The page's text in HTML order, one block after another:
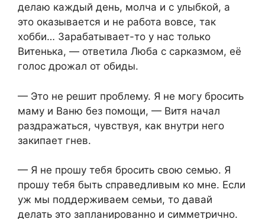
делаю каждый день, молча и с улыбкой, а
это оказывается и не работа вовсе, так
хобби… Зарабатывает-то у нас только
Витенька, — ответила Люба с сарказмом, её
голос дрожал от обиды.
— Это не решит проблему. Я не могу бросить
маму и Ваню без помощи, — Витя начал
раздражаться, чувствуя, как внутри него
закипает гнев.
— Я не прошу тебя бросить свою семью. Я
прошу тебя быть справедливым ко мне. Если
уж мы поддерживаем семьи, то давай
делать это запланированно и симметрично.